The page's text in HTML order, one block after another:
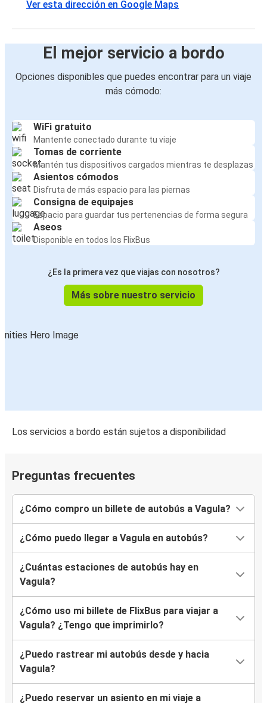
Ver esta dirección en Google Maps
El mejor servicio a bordo
Opciones disponibles que puedes encontrar para un viaje
más cómodo:
WiFi gratuito
Mantente conectado durante tu viaje
Tomas de corriente
Mantén tus dispositivos cargados mientras te desplazas
Asientos cómodos
Disfruta de más espacio para las piernas
Consigna de equipajes
Espacio para guardar tus pertenencias de forma segura
Aseos
Disponible en todos los FlixBus
¿Es la primera vez que viajas con nosotros?
Más sobre nuestro servicio
Los servicios a bordo están sujetos a disponibilidad
Preguntas frecuentes
¿Cómo compro un billete de autobús a Vagula?
¿Cómo puedo llegar a Vagula en autobús?
¿Cuántas estaciones de autobús hay en
Vagula?
¿Cómo uso mi billete de FlixBus para viajar a
Vagula? ¿Tengo que imprimirlo?
¿Puedo rastrear mi autobús desde y hacia
Vagula?
¿Puedo reservar un asiento en mi viaje a